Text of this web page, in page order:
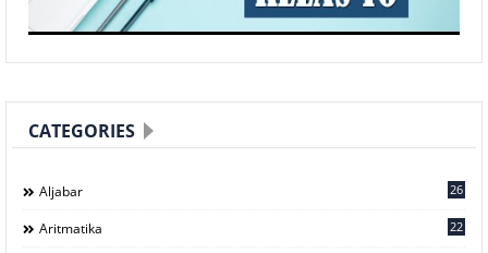
CATEGORIES
Aljabar 26
Aritmatika 22